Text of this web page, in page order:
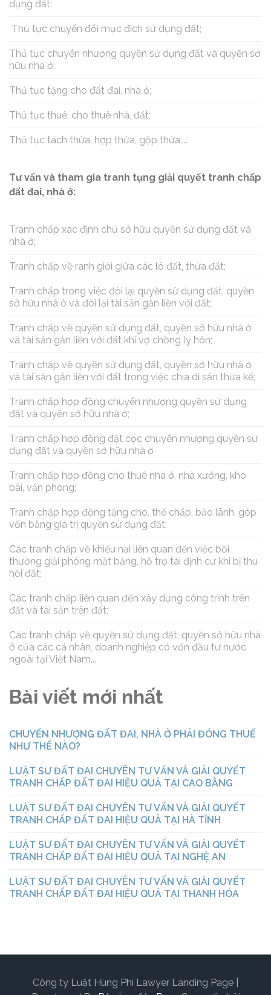
dụng đất;
Thủ tục chuyển đổi mục đích sử dụng đất;
Thủ tục chuyển nhượng quyền sử dụng đất và quyền sở
hữu nhà ở:
Thủ tục tặng cho đất đai, nhà ở;
Thủ tục thuê, cho thuê nhà, đất;
Thủ tục tách thửa, hợp thửa, gộp thửa;...
Tư vấn và tham gia tranh tụng giải quyết tranh chấp
đất đai, nhà ở:
Tranh chấp xác định chủ sở hữu quyền sử dụng đất và
nhà ở;
Tranh chấp về ranh giới giữa các lô đất, thửa đất;
Tranh chấp trong việc đòi lại quyền sử dụng đất, quyền
sở hữu nhà ở và đòi lại tài sản gắn liền với đất;
Tranh chấp về quyền sử dụng đất, quyền sở hữu nhà ở
và tài sản gắn liền với đất khi vợ chồng ly hôn;
Tranh chấp về quyền sử dụng đất, quyền sở hữu nhà ở
và tài sản gắn liền với đất trong việc chia di sản thừa kế;
Tranh chấp hợp đồng chuyển nhượng quyền sử dụng
đất và quyền sở hữu nhà ở;
Tranh chấp hợp đồng đặt cọc chuyển nhượng quyền sử
dụng đất và quyền sở hữu nhà ở
Tranh chấp hợp đồng cho thuê nhà ở, nhà xưởng, kho
bãi, văn phòng;
Tranh chấp hợp đồng tặng cho, thế chấp, bảo lãnh, góp
vốn bằng giá trị quyền sử dụng đất;
Các tranh chấp về khiếu nại liên quan đến việc bồi
thường giải phóng mặt bằng, hỗ trợ tái định cư khi bị thu
hồi đất;
Các tranh chấp liên quan đến xây dựng công trình trên
đất và tài sản trên đất;
Các tranh chấp về quyền sử dụng đất, quyền sở hữu nhà
ở của các cá nhân, doanh nghiệp có vốn đầu tư nước
ngoài tại Việt Nam...
Bài viết mới nhất
CHUYỂN NHƯỢNG ĐẤT ĐAI, NHÀ Ở PHẢI ĐÓNG THUẾ
NHƯ THẾ NÀO?
LUẬT SƯ ĐẤT ĐAI CHUYÊN TƯ VẤN VÀ GIẢI QUYẾT
TRANH CHẤP ĐẤT ĐAI HIỆU QUẢ TẠI CAO BẰNG
LUẬT SƯ ĐẤT ĐAI CHUYÊN TƯ VẤN VÀ GIẢI QUYẾT
TRANH CHẤP ĐẤT ĐAI HIỆU QUẢ TẠI HÀ TĨNH
LUẬT SƯ ĐẤT ĐAI CHUYÊN TƯ VẤN VÀ GIẢI QUYẾT
TRANH CHẤP ĐẤT ĐAI HIỆU QUẢ TẠI NGHỆ AN
LUẬT SƯ ĐẤT ĐAI CHUYÊN TƯ VẤN VÀ GIẢI QUYẾT
TRANH CHẤP ĐẤT ĐAI HIỆU QUẢ TẠI THANH HÓA
Công ty Luật Hùng Phí Lawyer Landing Page |